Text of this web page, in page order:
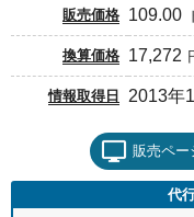
販売価格 109.00
換算価格 17,272
情報取得日 2013年
販売ペー
代